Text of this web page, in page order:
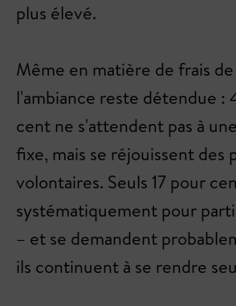
plus élevé.
Même en matière de frais
l'ambiance reste détendue :
cent ne s'attendent pas à
fixe, mais se réjouissent des
volontaires. Seuls 17 pour
systématiquement pour
– et se demandent
ils continuent à se rendre